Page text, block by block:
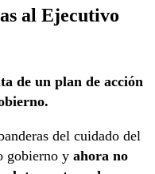
al Ejecutivo
de un plan de acción
del cuidado del
gobierno y ahora no